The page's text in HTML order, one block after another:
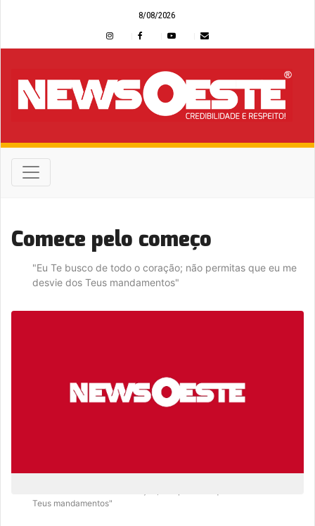
8/08/2026
Comece pelo começo
"Eu Te busco de todo o coração; não permitas que eu me
desvie dos Teus mandamentos"
Teus mandamentos"